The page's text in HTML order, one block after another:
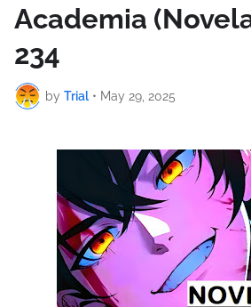
Academia
234
by Trial • May 29, 2025